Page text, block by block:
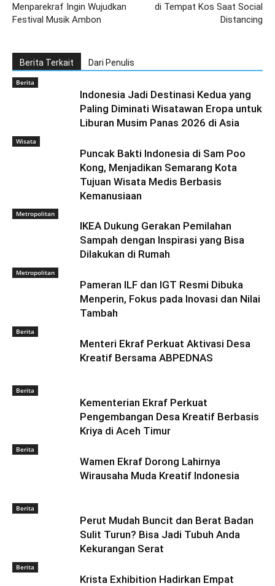
Menparekraf Ingin Wujudkan
Festival Musik Ambon
di Tempat Kos Saat Social
Distancing
Berita Terkait Dari Penulis
Berita
Indonesia Jadi Destinasi Kedua yang
Paling Diminati Wisatawan Eropa untuk
Liburan Musim Panas 2026 di Asia
Wisata
Puncak Bakti Indonesia di Sam Poo
Kong, Menjadikan Semarang Kota
Tujuan Wisata Medis Berbasis
Kemanusiaan
Metropolitan
IKEA Dukung Gerakan Pemilahan
Sampah dengan Inspirasi yang Bisa
Dilakukan di Rumah
Metropolitan
Pameran ILF dan IGT Resmi Dibuka
Menperin, Fokus pada Inovasi dan Nilai
Tambah
Berita
Menteri Ekraf Perkuat Aktivasi Desa
Kreatif Bersama ABPEDNAS
Berita
Kementerian Ekraf Perkuat
Pengembangan Desa Kreatif Berbasis
Kriya di Aceh Timur
Berita
Wamen Ekraf Dorong Lahirnya
Wirausaha Muda Kreatif Indonesia
Berita
Perut Mudah Buncit dan Berat Badan
Sulit Turun? Bisa Jadi Tubuh Anda
Kekurangan Serat
Berita
Krista Exhibition Hadirkan Empat